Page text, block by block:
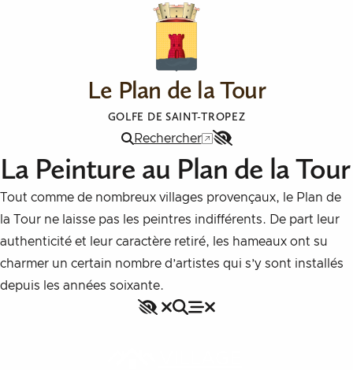
Le Plan de la Tour
GOLFE DE SAINT-TROPEZ
Menu
Rechercher
Accessibilité
La Peinture au Plan de la Tour
Tout comme de nombreux villages provençaux, le Plan de
la Tour ne laisse pas les peintres indifférents. De part leur
authenticité et leur caractère retiré, les hameaux ont su
charmer un certain nombre d’artistes qui s’y sont installés
depuis les années soixante.
Accessibilité
Rechercher